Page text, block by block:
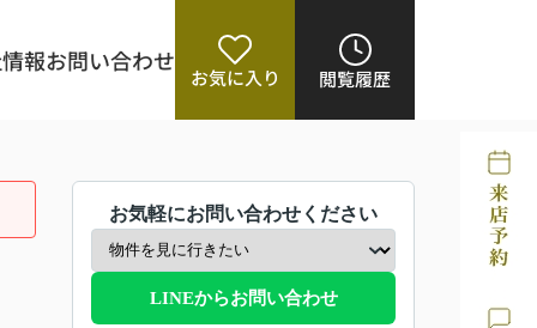
報お問い合わせ
お気に入り 閲覧履歴
お気軽にお問い合わせください
LINEからお問い合わせ